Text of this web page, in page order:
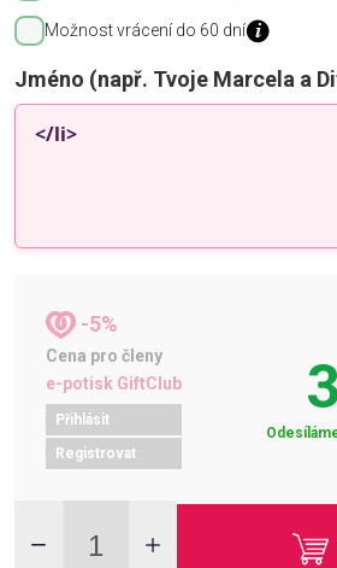
Možnost vrácení do 60 dní
Jméno (např. Tvoje Marcela a
-5%
Cena pro členy
e-potisk GiftClub
Přihlásit
Registrovat